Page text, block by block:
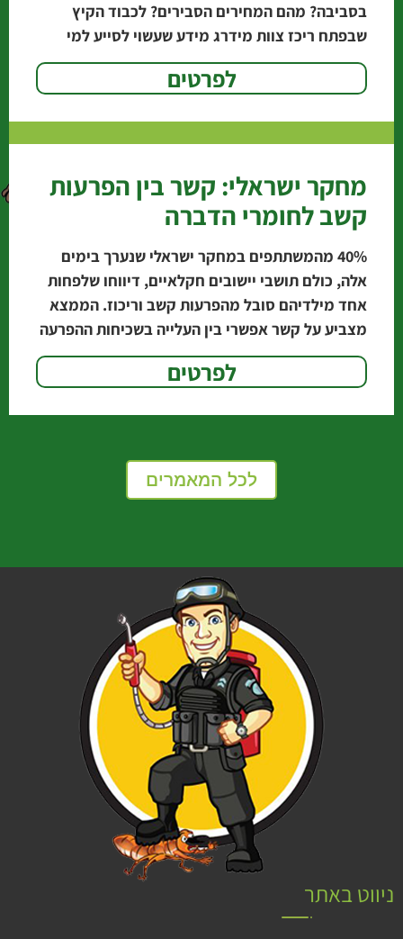
בסביבה? מהם המחירים הסבירים? לכבוד הקיץ
שבפתח ריכז צוות מידרג מידע שעשוי לסייע למי
שמבקש להיפטר
לפרטים
מחקר ישראלי: קשר בין הפרעות
קשב לחומרי הדברה
‭40%‬ מהמשתתפים במחקר ישראלי שנערך בימים
אלה, כולם תושבי יישובים חקלאיים, דיווחו שלפחות
אחד מילדיהם סובל מהפרעות קשב וריכוז. הממצא
מצביע על קשר אפשרי בין העלייה בשכיחות ההפרעה
לבין השימוש
לפרטים
לכל המאמרים
ניווט באתר